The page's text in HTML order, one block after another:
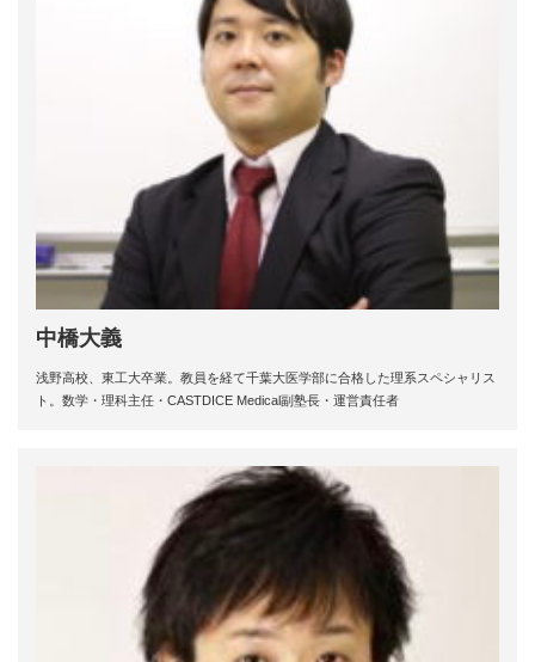
中橋大義
浅野高校、東工大卒業。教員を経て千葉大医学部に合格した理系スペシャリス
ト。数学・理科主任・CASTDICE Medical副塾長・運営責任者